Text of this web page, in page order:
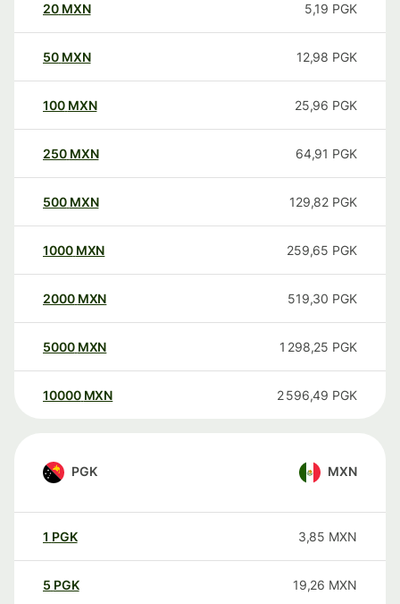
20 MXN 5,19 PGK
50 MXN 12,98 PGK
100 MXN 25,96 PGK
250 MXN 64,91 PGK
500 MXN 129,82 PGK
1000 MXN 259,65 PGK
2000 MXN 519,30 PGK
5000 MXN 1 298,25 PGK
10000 MXN 2 596,49 PGK
PGK MXN
1 PGK 3,85 MXN
5 PGK 19,26 MXN